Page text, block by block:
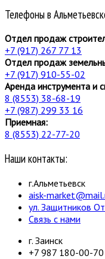
Телефоны в
Отдел продаж
+7 (917) 267 77 13
Отдел продаж
+7 (917) 910-55-02
Аренда инструмента и
8 (8553) 38-68-19
+7 (987) 299 33 16
Приемная:
8 (8553) 22-77-20
Наши контакты:
г.Альметьевск
aisk-
ул. Защитников
Связь с нами
г. Заинск
+7 987 180-00-70